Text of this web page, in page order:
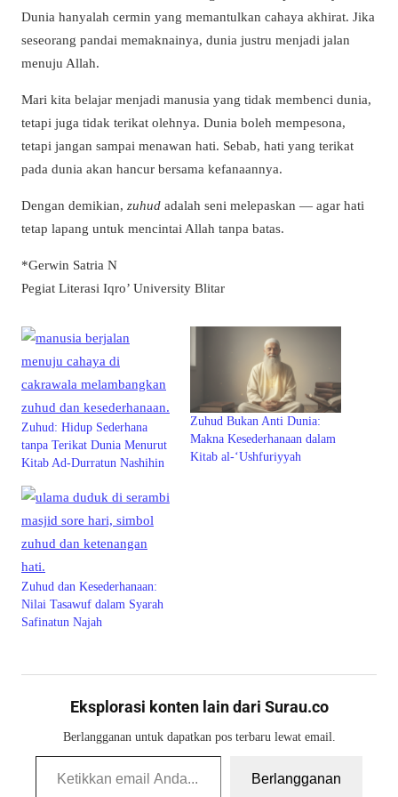
Dunia hanyalah cermin yang memantulkan cahaya akhirat. Jika
seseorang pandai memaknainya, dunia justru menjadi jalan
menuju Allah.
Mari kita belajar menjadi manusia yang tidak membenci dunia,
tetapi juga tidak terikat olehnya. Dunia boleh mempesona,
tetapi jangan sampai menawan hati. Sebab, hati yang terikat
pada dunia akan hancur bersama kefanaannya.
Dengan demikian, zuhud adalah seni melepaskan — agar hati
tetap lapang untuk mencintai Allah tanpa batas.
*Gerwin Satria N
Pegiat Literasi Iqro’ University Blitar
Zuhud: Hidup Sederhana
tanpa Terikat Dunia Menurut
Kitab Ad-Durratun Nashihin
Zuhud Bukan Anti Dunia:
Makna Kesederhanaan dalam
Kitab al-‘Ushfuriyyah
Zuhud dan Kesederhanaan:
Nilai Tasawuf dalam Syarah
Safinatun Najah
Eksplorasi konten lain dari Surau.co
Berlangganan untuk dapatkan pos terbaru lewat email.
Ketikkan email Anda...
Berlangganan